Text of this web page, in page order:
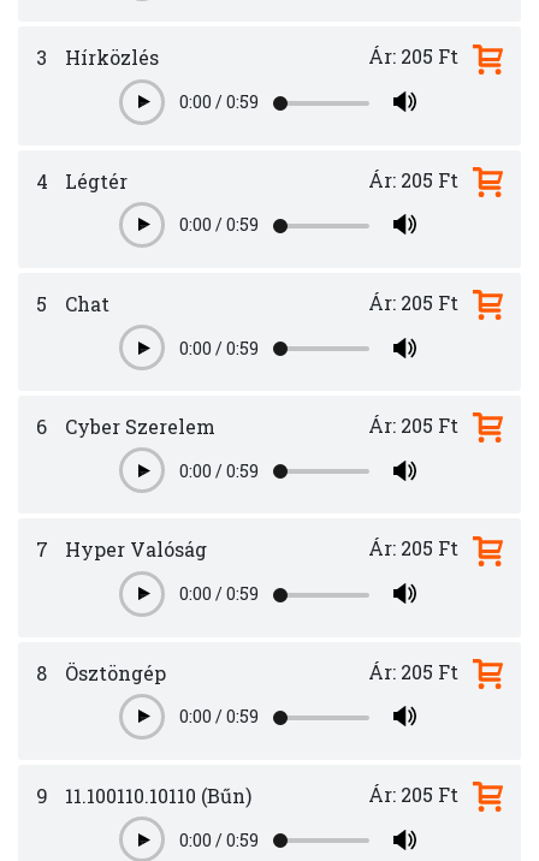
3 Hírközlés
Play0:00 /0:59
Ár: 205 Ft
4 Légtér
Play0:00 /0:59
Ár: 205 Ft
5 Chat
Play0:00 /0:59
Ár: 205 Ft
6 Cyber Szerelem
Play0:00 /0:59
Ár: 205 Ft
7 Hyper Valóság
Play0:00 /0:59
Ár: 205 Ft
8 Ösztöngép
Play0:00 /0:59
Ár: 205 Ft
9 11.100110.10110 (Bűn)
Play0:00 /0:59
Ár: 205 Ft